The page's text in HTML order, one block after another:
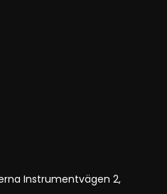
Instrumentvägen 2,